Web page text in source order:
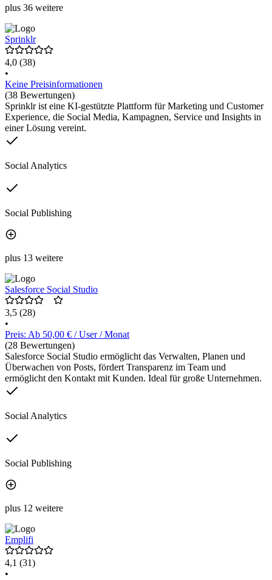
plus 36 weitere
Sprinklr
4,0 (38)
•
Keine Preisinformationen
(38 Bewertungen)
Sprinklr ist eine KI-gestützte Plattform für Marketing und Customer
Experience, die Social Media, Kampagnen, Service und Insights in
einer Lösung vereint.
Social Analytics
Social Publishing
plus 13 weitere
Salesforce Social Studio
3,5 (28)
•
Preis: Ab 50,00 € / User / Monat
(28 Bewertungen)
Salesforce Social Studio ermöglicht das Verwalten, Planen und
Überwachen von Posts, fördert Transparenz im Team und
ermöglicht den Kontakt mit Kunden. Ideal für große Unternehmen.
Social Analytics
Social Publishing
plus 12 weitere
Emplifi
4,1 (31)
•